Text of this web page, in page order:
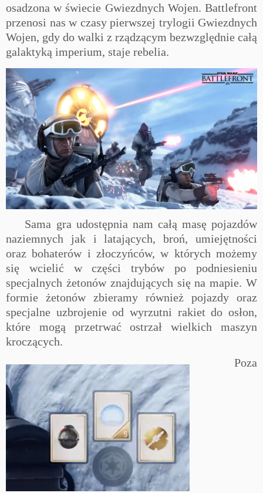
osadzona w świecie Gwiezdnych Wojen. Battlefront
przenosi nas w czasy pierwszej trylogii Gwiezdnych
Wojen, gdy do walki z rządzącym bezwzględnie całą
galaktyką imperium, staje rebelia.
Sama gra udostępnia nam całą masę pojazdów
naziemnych jak i latających, broń, umiejętności
oraz bohaterów i złoczyńców, w których możemy
się wcielić w części trybów po podniesieniu
specjalnych żetonów znajdujących się na mapie. W
formie żetonów zbieramy również pojazdy oraz
specjalne uzbrojenie od wyrzutni rakiet do osłon,
które mogą przetrwać ostrzał wielkich maszyn
kroczących.
Poza